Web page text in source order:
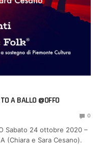
A BALLO @OFFO
0
Sabato 24 ottobre 2020 –
(Chiara e Sara Cesano).